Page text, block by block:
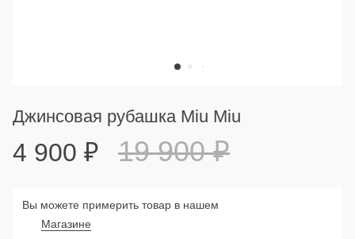
Джинсовая рубашка Miu Miu
4 900 ₽ 19 900₽
Вы можете примерить товар в нашем
Магазине